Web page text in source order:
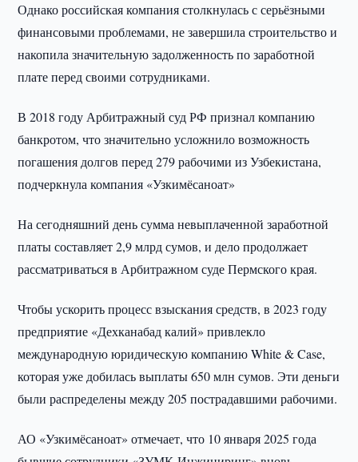
Однако российская компания столкнулась с серьёзными
финансовыми проблемами, не завершила строительство и
накопила значительную задолженность по заработной
плате перед своими сотрудниками.
В 2018 году Арбитражный суд РФ признал компанию
банкротом, что значительно усложнило возможность
погашения долгов перед 279 рабочими из Узбекистана,
подчеркнула компания «Узкимёсаноат»
На сегодняшний день сумма невыплаченной заработной
платы составляет 2,9 млрд сумов, и дело продолжает
рассматриваться в Арбитражном суде Пермского края.
Чтобы ускорить процесс взыскания средств, в 2023 году
предприятие «Дехканабад калий» привлекло
международную юридическую компанию White & Case,
которая уже добилась выплаты 650 млн сумов. Эти деньги
были распределены между 205 пострадавшими рабочими.
АО «Узкимёсаноат» отмечает, что 10 января 2025 года